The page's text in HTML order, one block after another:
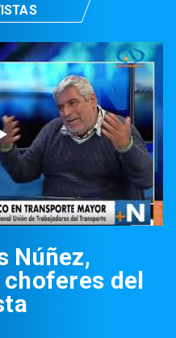
Núñez,
del